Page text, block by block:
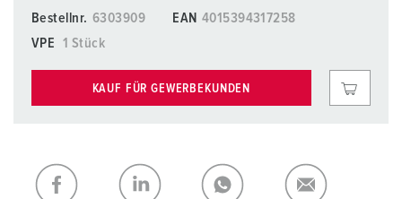
Bestellnr. 6303909 EAN 4015394317258
VPE
1 Stück
KAUF FÜR GEWERBEKUNDEN